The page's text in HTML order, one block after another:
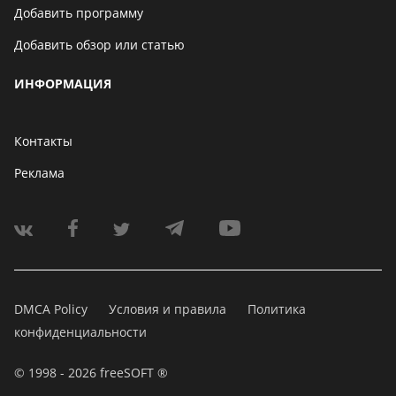
Добавить программу
Добавить обзор или статью
ИНФОРМАЦИЯ
Контакты
Реклама
DMCA Policy Условия и правила
Политика
конфиденциальности
© 1998 - 2026 freeSOFT ®